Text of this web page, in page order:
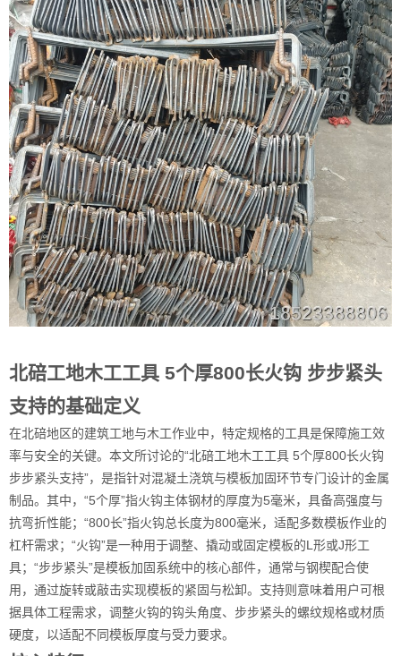
北碚工地木工工具 5个厚800长火钩 步步紧头
支持的基础定义
在北碚地区的建筑工地与木工作业中，特定规格的工具是保障施工效
率与安全的关键。本文所讨论的“北碚工地木工工具 5个厚800长火钩
步步紧头支持”，是指针对混凝土浇筑与模板加固环节专门设计的金属
制品。其中，“5个厚”指火钩主体钢材的厚度为5毫米，具备高强度与
抗弯折性能；“800长”指火钩总长度为800毫米，适配多数模板作业的
杠杆需求；“火钩”是一种用于调整、撬动或固定模板的L形或J形工
具；“步步紧头”是模板加固系统中的核心部件，通常与钢楔配合使
用，通过旋转或敲击实现模板的紧固与松卸。支持则意味着用户可根
据具体工程需求，调整火钩的钩头角度、步步紧头的螺纹规格或材质
硬度，以适配不同模板厚度与受力要求。